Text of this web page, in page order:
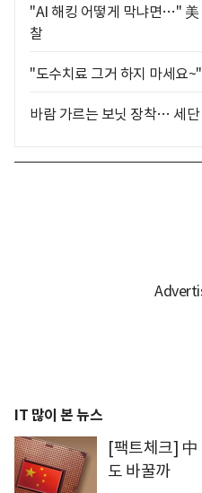
"AI 해킹 어떻게 막냐면…" 美
찰
"도수치료 그거 하지 마세요
바람 가르는 보닛 장착… 세
IT 많이 본 뉴스
[팩트체크] 中
도 바꿀까